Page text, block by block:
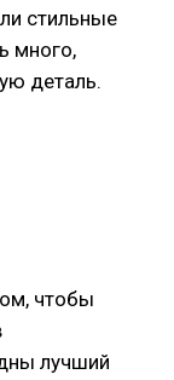
стильные
много,
деталь.
чтобы
лучший